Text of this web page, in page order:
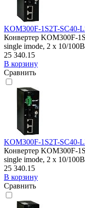
KOM300F-1S2T-SC40-
Конвертер KOM300F-
single imode, 2 x 10/
25 340.15
В корзину
Сравнить
KOM300F-1S2T-SC40-
Конвертер KOM300F-
single imode, 2 x 10/
25 340.15
В корзину
Сравнить